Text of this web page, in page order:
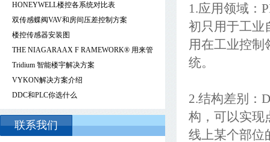
1.应用领域：
初只用于工业
用在工业控制
统。
2.结构差别：
构，可以实现
线上某个部位
HONEYWELL楼控各系统对比表
双传感蝶阀VAV和房间压差控制方案
楼控传感器安装图
THE NIAGARAAX F RAMEWORK® 用来管
理、控制和降低能源成本的智能能源管理技
术
Tridium 智能楼宇解决方案
VYKON解决方案介绍
DDC和PLC你选什么
联系我们